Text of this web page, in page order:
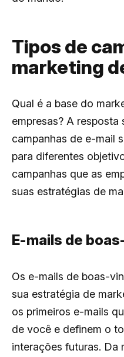
Tipos de
marketing
Qual é a base do
empresas? A resposta
campanhas de e-mail
para diferentes
campanhas que as
suas estratégias de
E-mails de
Os e-mails de boas-
sua estratégia de
os primeiros e-mails
de você e definem o
interações futuras. Da